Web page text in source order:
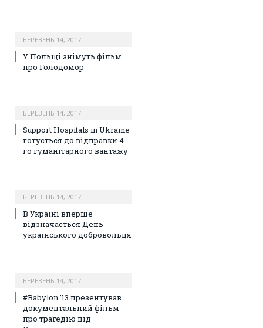
БЕРЕЗЕНЬ 14, 2017
У Польщі знімуть фільм
про Голодомор
БЕРЕЗЕНЬ 14, 2017
Support Hospitals in Ukraine
готується до відправки 4-
го гуманітарного вантажу
БЕРЕЗЕНЬ 14, 2017
В Україні вперше
відзначається День
українського добровольця
БЕРЕЗЕНЬ 14, 2017
#Babylon ’13 презентував
документальний фільм
про трагедію під